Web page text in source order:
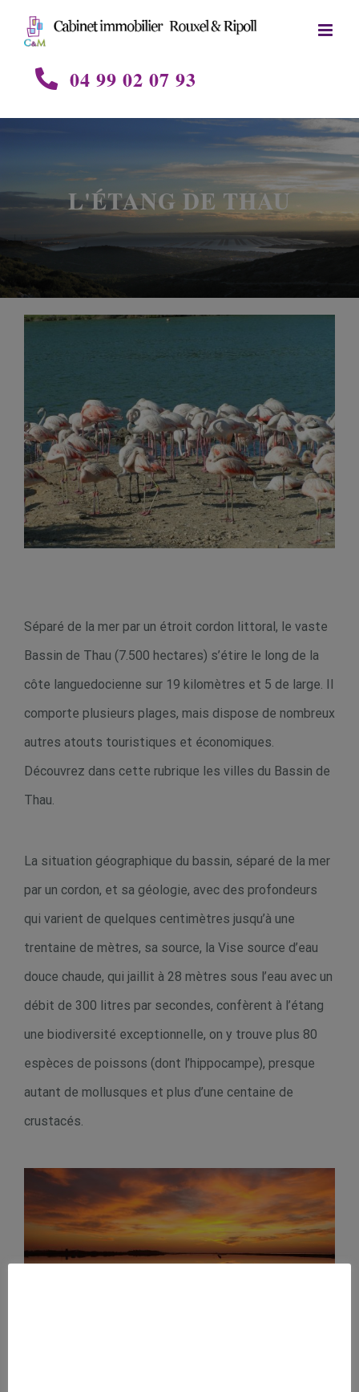
content
04 99 02 07 93
L'ÉTANG DE THAU
Séparé de la mer par un étroit cordon littoral, le vaste
Bassin de Thau (7.500 hectares) s’étire le long de la
côte languedocienne sur 19 kilomètres et 5 de large. Il
comporte plusieurs plages, mais dispose de nombreux
autres atouts touristiques et économiques.
Découvrez dans cette rubrique les villes du Bassin de
Thau.
La situation géographique du bassin, séparé de la mer
par un cordon, et sa géologie, avec des profondeurs
qui varient de quelques centimètres jusqu’à une
trentaine de mètres, sa source, la Vise source d’eau
douce chaude, qui jaillit à 28 mètres sous l’eau avec un
débit de 300 litres par secondes, confèrent à l’étang
une biodiversité exceptionnelle, on y trouve plus 80
espèces de poissons (dont l’hippocampe), presque
autant de mollusques et plus d’une centaine de
crustacés.